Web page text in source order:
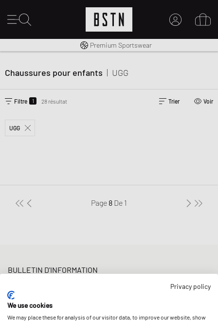
CRÉER UN COMPTE
Livraison gratuite dès 100€
Premium Sportswear
Chaussures pour enfants | UGG
Filtre 1 28 résultat Trier Voir
UGG
Page 8 De 1
BULLETIN D'INFORMATION
Raffles et les New Arrivals. Inscrivez-vous dès maintenant!
Adresse e-mail
INSCRIS-TOI
Privacy policy
We use cookies
We may place these for analysis of our visitor data, to improve our website, show